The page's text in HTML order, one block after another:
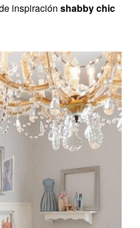
inspiración shabby chic